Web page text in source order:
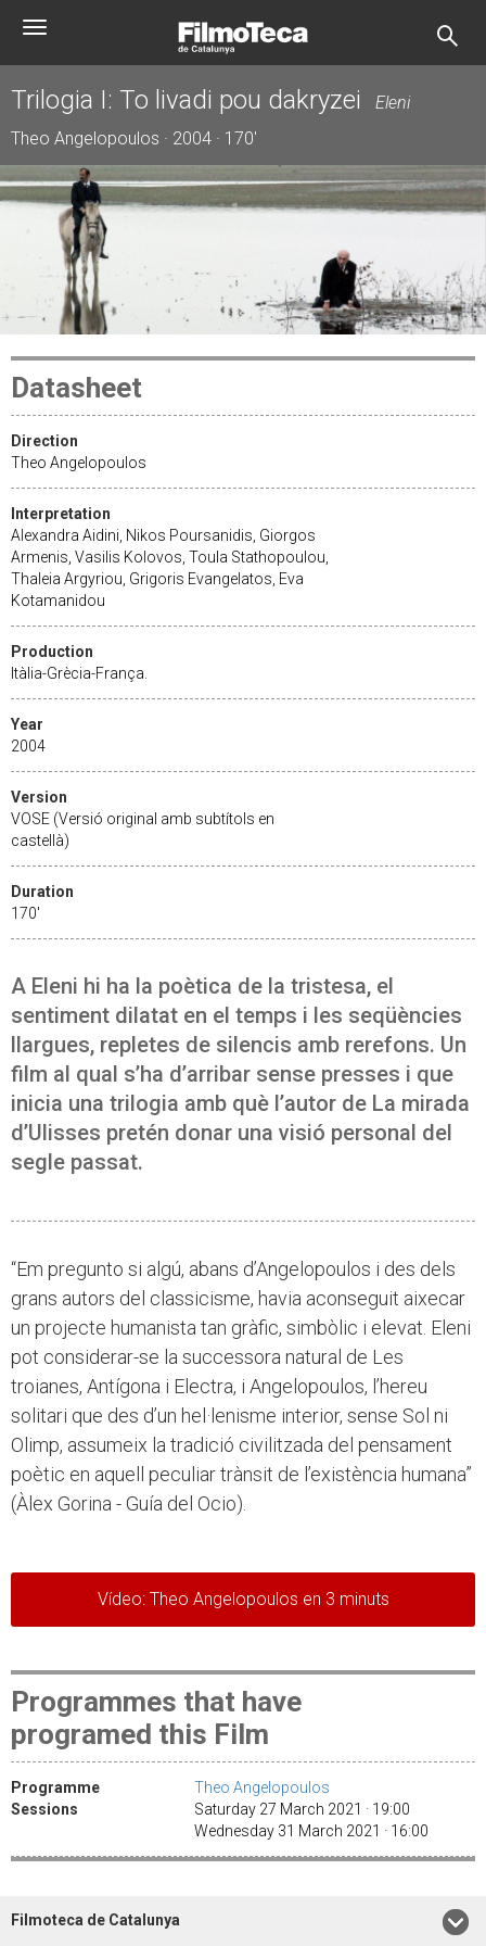
Toggle
Trilogia I: To livadi pou dakryzei
Eleni
Theo Angelopoulos · 2004 · 170'
Datasheet
Direction
Theo Angelopoulos
Interpretation
Alexandra Aidini, Nikos Poursanidis, Giorgos
Armenis, Vasilis Kolovos, Toula Stathopoulou,
Thaleia Argyriou, Grigoris Evangelatos, Eva
Kotamanidou
Production
Itàlia-Grècia-França.
Year
2004
Version
VOSE (Versió original amb subtítols en
castellà)
Duration
170'
A Eleni hi ha la poètica de la tristesa, el
sentiment dilatat en el temps i les seqüències
llargues, repletes de silencis amb rerefons. Un
film al qual s’ha d’arribar sense presses i que
inicia una trilogia amb què l’autor de La mirada
d’Ulisses pretén donar una visió personal del
segle passat.
“Em pregunto si algú, abans d’Angelopoulos i des dels
grans autors del classicisme, havia aconseguit aixecar
un projecte humanista tan gràfic, simbòlic i elevat. Eleni
pot considerar-se la successora natural de Les
troianes, Antígona i Electra, i Angelopoulos, l’hereu
solitari que des d’un hel·lenisme interior, sense Sol ni
Olimp, assumeix la tradició civilitzada del pensament
poètic en aquell peculiar trànsit de l’existència humana”
(Àlex Gorina - Guía del Ocio).
Vídeo: Theo Angelopoulos en 3 minuts
Programmes that have
programed this Film
Programme
Theo Angelopoulos
Sessions
Saturday 27 March 2021 · 19:00
Wednesday 31 March 2021 · 16:00
Filmoteca de Catalunya